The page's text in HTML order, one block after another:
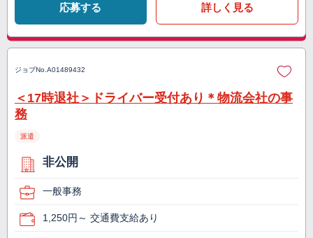
応募する 詳しく見る
ジョブNo. A01489432
＜17時退社＞ドライバー受付あり＊物流会社の事
務
派遣
非公開
一般事務
1,250円～ 交通費支給あり